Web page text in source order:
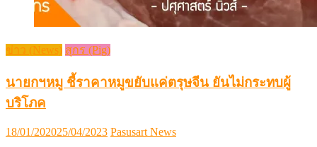
ข่าว (News) สุกร (Pig)
นายกฯหมู ชี้ราคาหมูขยับแค่ตรุษจีน ยันไม่กระทบผู้
บริโภค
Posted
18/01/202025/04/2023 Author
Pasusart News